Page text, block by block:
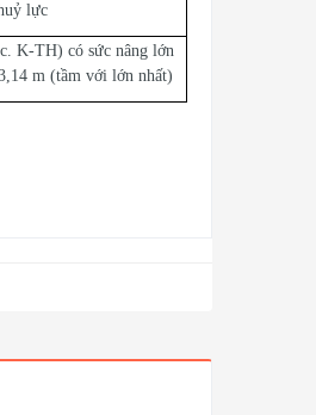
lực
K-TH) có sức nâng lớn
m (tầm với lớn nhất)